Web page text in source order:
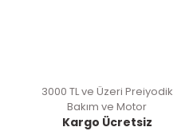
3000 TL ve Üzeri Preiyodik
Bakım ve Motor
Kargo Ücretsiz